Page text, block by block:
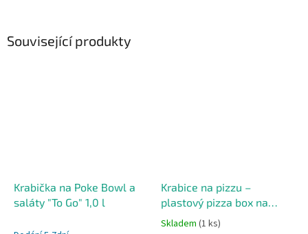
Související produkty
Krabička na Poke Bowl a
saláty "To Go" 1,0 l
Krabice na pizzu –
plastový pizza box na
rozvoz i domů
Průměrné
Skladem (1 ks)